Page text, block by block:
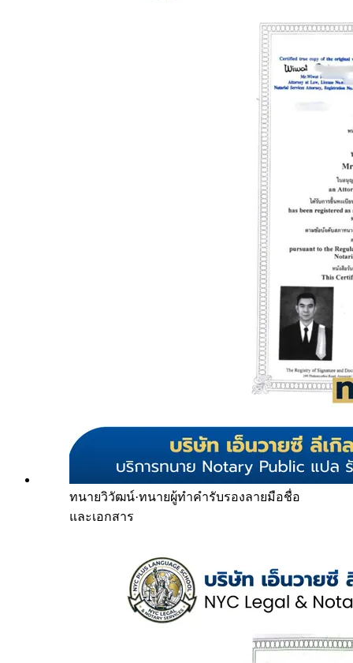
ทนายวิวัฒน์·ทนายผู้ทำคำรับรองลายมือชื่อ
และเอกสาร